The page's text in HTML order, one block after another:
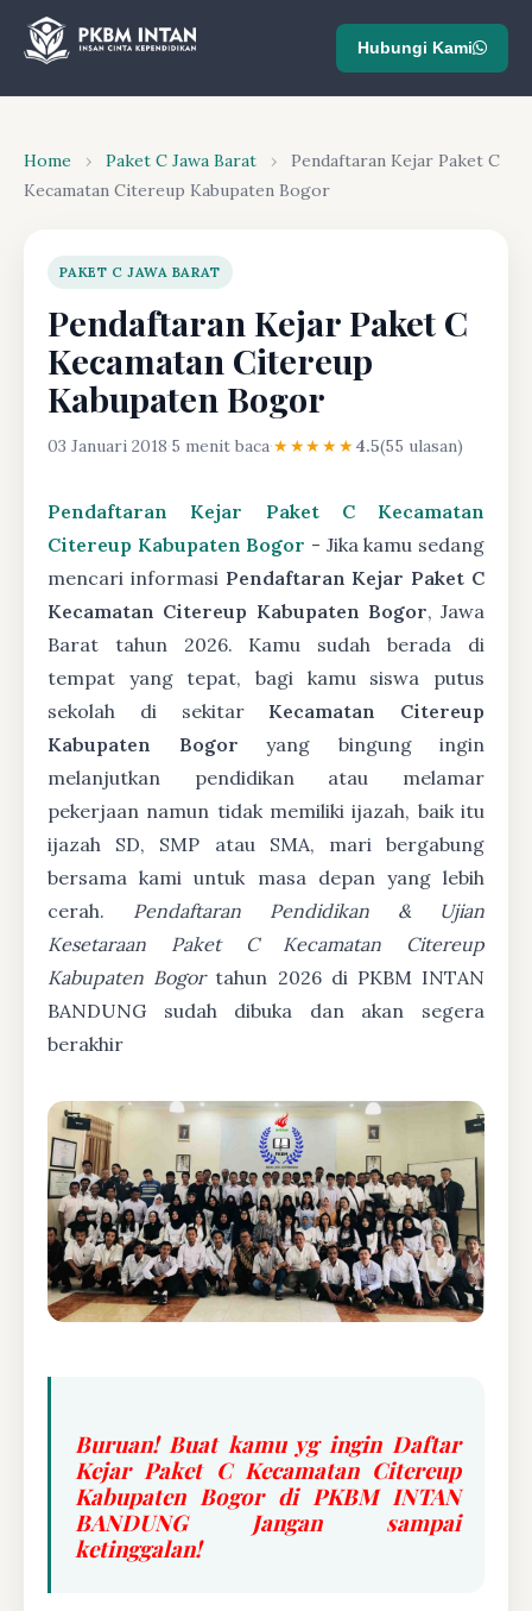
Hubungi Kami
Home › Paket C Jawa Barat ›
Pendaftaran Kejar Paket C
Kecamatan Citereup Kabupaten Bogor
PAKET C JAWA BARAT
Pendaftaran Kejar Paket C
Kecamatan Citereup
Kabupaten Bogor
03 Januari 2018·5 menit baca·★★★★★4.5(55 ulasan)
Pendaftaran Kejar Paket C Kecamatan
Citereup Kabupaten Bogor - Jika kamu sedang
mencari informasi Pendaftaran Kejar Paket C
Kecamatan Citereup Kabupaten Bogor, Jawa
Barat tahun 2026. Kamu sudah berada di
tempat yang tepat, bagi kamu siswa putus
sekolah di sekitar Kecamatan Citereup
Kabupaten Bogor yang bingung ingin
melanjutkan pendidikan atau melamar
pekerjaan namun tidak memiliki ijazah, baik itu
ijazah SD, SMP atau SMA, mari bergabung
bersama kami untuk masa depan yang lebih
cerah. Pendaftaran Pendidikan & Ujian
Kesetaraan Paket C Kecamatan Citereup
Kabupaten Bogortahun 2026 di PKBM INTAN
BANDUNG sudah dibuka dan akan segera
berakhir
Buruan! Buat kamu yg ingin Daftar
Kejar Paket C Kecamatan Citereup
Kabupaten Bogor di PKBM INTAN
BANDUNG Jangan sampai
ketinggalan!